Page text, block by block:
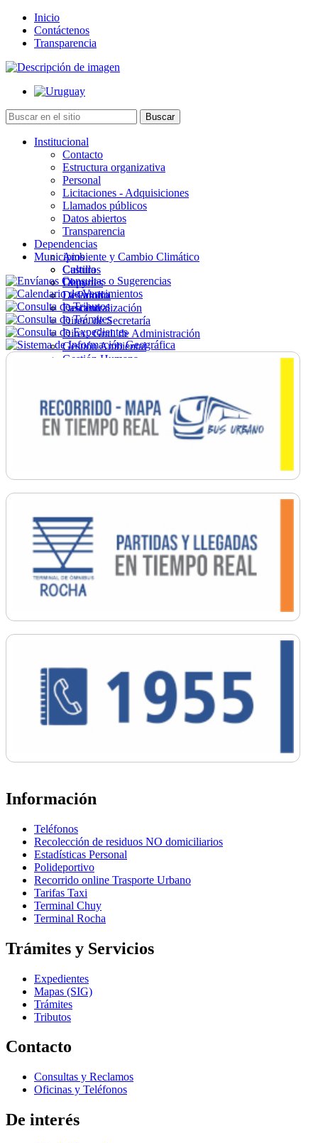
Inicio
Contáctenos
Transparencia
Institucional
Contacto
Estructura organizativa
Personal
Licitaciones - Adquisiciones
Llamados públicos
Datos abiertos
Transparencia
Dependencias
Ambiente y Cambio Climático
Cultura
Deportes
Desarrollo
Descentralización
Direc. de Secretaría
Direc. Gral. de Administración
Gestión Ambiental
Gestión Humana
Ordenamiento
Promoción Social
Salud
Secretaría General
Municipios
Castillos
Chuy
La Paloma
Lascano
Información
Teléfonos
Recolección de residuos NO domiciliarios
Estadísticas Personal
Polideportivo
Recorrido online Trasporte Urbano
Tarifas Taxi
Terminal Chuy
Terminal Rocha
Trámites y Servicios
Expedientes
Mapas (SIG)
Trámites
Tributos
Contacto
Consultas y Reclamos
Oficinas y Teléfonos
De interés